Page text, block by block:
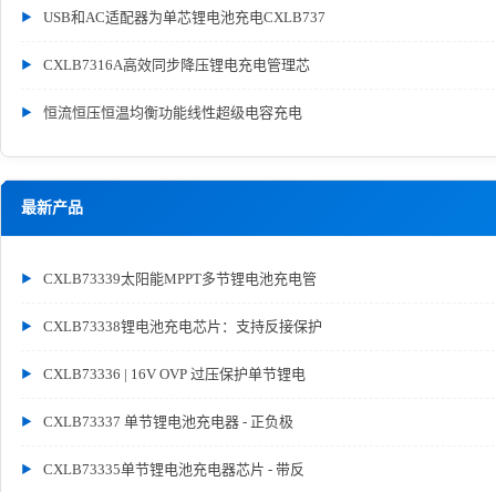
USB和AC适配器为单芯锂电池充电CXLB737
CXLB7316A高效同步降压锂电充电管理芯
恒流恒压恒温均衡功能线性超级电容充电
最新产品
CXLB73339太阳能MPPT多节锂电池充电管
CXLB73338锂电池充电芯片：支持反接保护
CXLB73336 | 16V OVP 过压保护单节锂电
CXLB73337 单节锂电池充电器 - 正负极
CXLB73335单节锂电池充电器芯片 - 带反